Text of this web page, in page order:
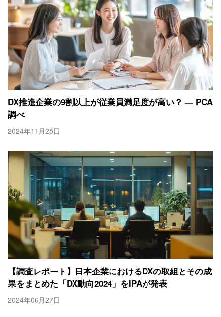
DX推進企業の9割以上が従業員満足度が高い？ ― PCA
調べ
2024年11月25日
【調査レポート】日本企業におけるDXの取組とその成
果をまとめた「DX動向2024」をIPAが発表
2024年06月27日